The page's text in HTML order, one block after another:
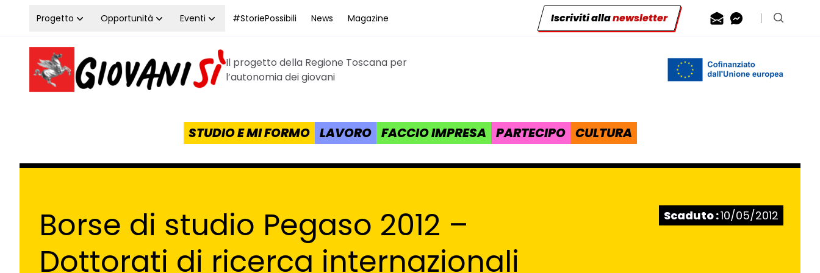
Vai al contenuto
Progetto Opportunità Eventi #StoriePossibili News Magazine Iscriviti allanewsletter Contattaci via
Contattaci
Cerca
Homepage Giovanisì - Progetto della Regione Toscana
Il progetto della Regione Toscana per
l’autonomia dei giovani
STUDIO E MI FORMO LAVORO FACCIO IMPRESA PARTECIPO CULTURA
Borse di studio Pegaso 2012 –
Dottorati di ricerca internazionali
Stato:
Scaduto :10/05/2012